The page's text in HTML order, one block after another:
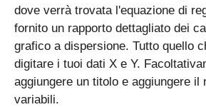
dove verrà trovata l'equazione di
fornito un rapporto dettagliato dei
grafico a dispersione. Tutto quello
digitare i tuoi dati X e Y.
aggiungere un titolo e aggiungere il
variabili.